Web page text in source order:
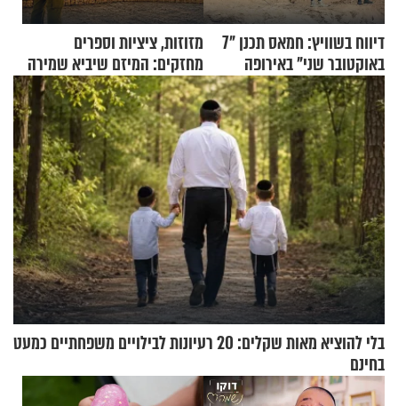
דיווח בשוויץ: חמאס תכנן "7
באוקטובר שני" באירופה
מזוזות, ציציות וספרים
מחזקים: המיזם שיביא שמירה
רוחנית לאלפי חיילי צה"ל
בלי להוציא מאות שקלים: 20 רעיונות לבילויים משפחתיים כמעט
בחינם